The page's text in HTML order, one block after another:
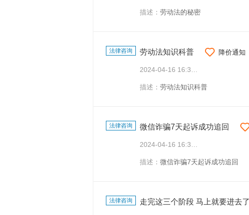
描述： 劳动法的秘密
法律咨询 劳动法知识科普 降价通知
描述： 劳动法知识科普
法律咨询 微信诈骗7天起诉成功追回
描述： 微信诈骗7天起诉成功追回
法律咨询 走完这三个阶段 马上就要进去了